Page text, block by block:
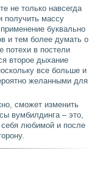
не только навсегда
получить массу
буквально
и тем более думать о
потехи в постели
второе дыхание
все больше и
желанными для
сможет изменить
вумбилдинга – это,
любимой и после